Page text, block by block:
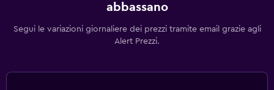
abbassano
Segui le variazioni giornaliere dei prezzi tramite email grazie agli
Alert Prezzi.